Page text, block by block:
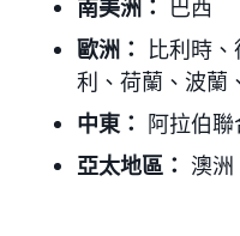
南美洲： 巴西
歐洲：
比利時
利、荷蘭、波蘭
中東： 阿拉伯
亞太地區： 澳洲